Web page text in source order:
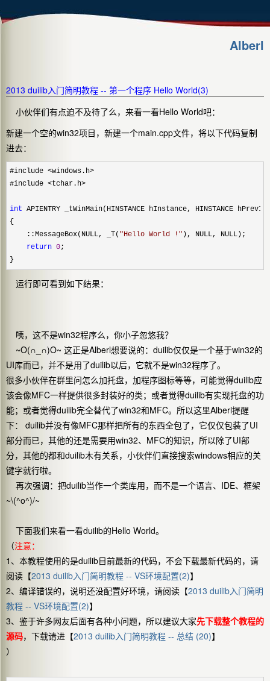
Alberl
2013 duilib入门简明教程 -- 第一个程序 Hello World(3)
小伙伴们有点迫不及待了么，来看一看Hello World吧：
新建一个空的win32项目，新建一个main.cpp文件，将以下代码复制
进去：
#include <windows.h>
#include <tchar.h>
int APIENTRY _tWinMain(HINSTANCE hInstance, HINSTANCE
{
    ::MessageBox(NULL, _T(
"Hello World ! " ), NULL, NULL);
return 0;
}
运行即可看到如下结果：
咦，这不是win32程序么，你小子忽悠我？
~O(∩_∩)O~ 这正是Alberl想要说的：duilib仅仅是一个基于win32的
UI库而已，并不是用了duilib以后，它就不是win32程序了。
很多小伙伴在群里问怎么加托盘，加程序图标等等，可能觉得duilib应
该会像MFC一样提供很多封装好的类；或者觉得duilib有实现托盘的功
能；或者觉得duilib完全替代了win32和MFC。所以这里Alberl提醒
下： duilib并没有像MFC那样把所有的东西全包了，它仅仅包装了UI
部分而已，其他的还是需要用win32、MFC的知识，所以除了UI部
分，其他的都和duilib木有关系，小伙伴们直接搜索windows相应的关
键字就行啦。
再次强调：把duilib当作一个类库用，而不是一个语言、IDE、框架
~\(^o^)/~
下面我们来看一看duilib的Hello World。
（注意：
1、本教程使用的是duilib目前最新的代码，不会下载最新代码的，请
阅读【2013 duilib入门简明教程 -- VS环境配置(2)】
2、编译错误的，说明还没配置好环境，请阅读【2013 duilib入门简明
教程 -- VS环境配置(2)】
3、鉴于许多网友后面有各种小问题，所以建议大家先下载整个教程的
源码，下载请进【2013 duilib入门简明教程 -- 总结 (20)】
）